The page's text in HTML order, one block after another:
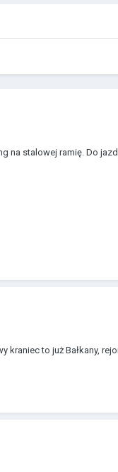
stalowej ramię. Do
kraniec to już Bałkany,